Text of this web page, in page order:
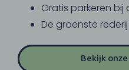
Gratis parkeren bij
De groenste
Bekijk